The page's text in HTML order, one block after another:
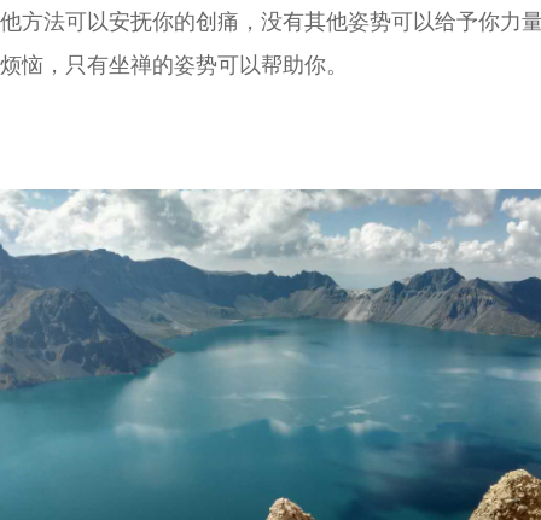
他方法可以安抚你的创痛，没有其他姿势可以给予你力
烦恼，只有坐禅的姿势可以帮助你。